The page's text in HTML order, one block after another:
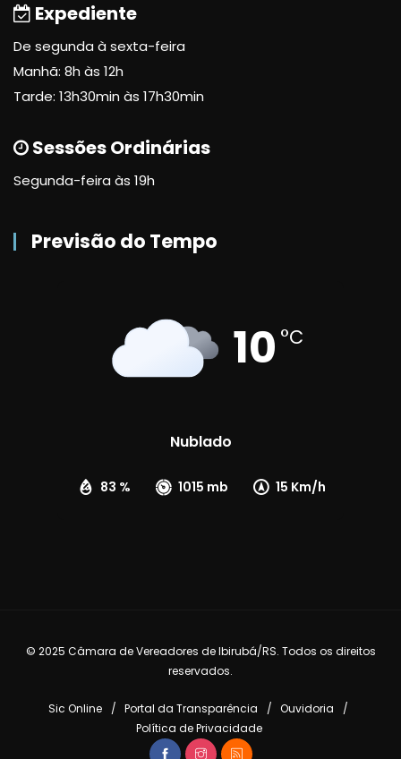
Expediente
De segunda à sexta-feira
Manhã: 8h às 12h
Tarde: 13h30min às 17h30min
Sessões Ordinárias
Segunda-feira às 19h
Previsão do Tempo
10 °C
Nublado
83 % 1015 mb 15 Km/h
© 2025 Câmara de Vereadores de Ibirubá/RS. Todos os direitos
reservados.
Sic Online Portal da Transparência
Ouvidoria
Política de Privacidade